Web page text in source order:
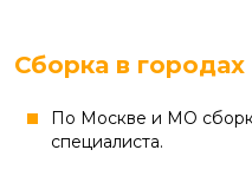
Сборка в
По Москве и МО
специалиста.